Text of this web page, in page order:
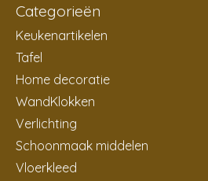
Categorieën
Keukenartikelen
Tafel
Home decoratie
WandKlokken
Verlichting
Schoonmaak middelen
Vloerkleed